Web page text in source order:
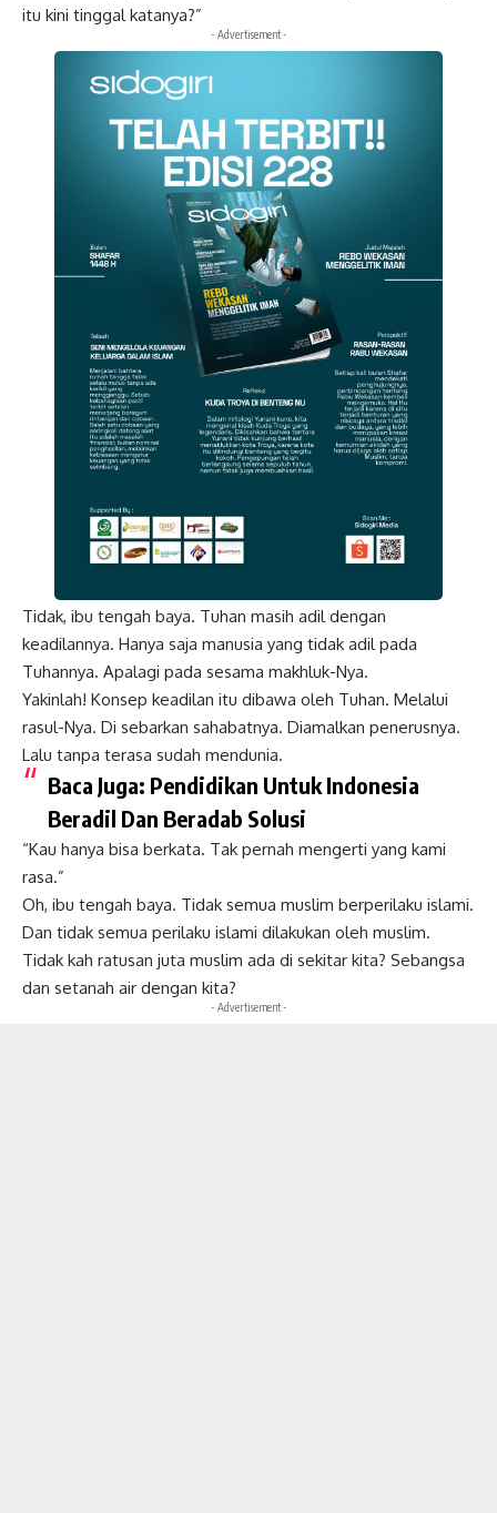
itu kini tinggal katanya?”
- Advertisement -
Tidak, ibu tengah baya. Tuhan masih adil dengan
keadilannya. Hanya saja manusia yang tidak adil pada
Tuhannya. Apalagi pada sesama makhluk-Nya.
Yakinlah! Konsep keadilan itu dibawa oleh Tuhan. Melalui
rasul-Nya. Di sebarkan sahabatnya. Diamalkan penerusnya.
Lalu tanpa terasa sudah mendunia.
Baca Juga: Pendidikan Untuk Indonesia
Beradil Dan Beradab Solusi
“Kau hanya bisa berkata. Tak pernah mengerti yang kami
rasa.”
Oh, ibu tengah baya. Tidak semua muslim berperilaku islami.
Dan tidak semua perilaku islami dilakukan oleh muslim.
Tidak kah ratusan juta muslim ada di sekitar kita? Sebangsa
dan setanah air dengan kita?
- Advertisement -